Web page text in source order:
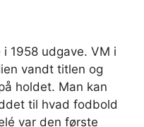
1958 udgave. VM i
vandt titlen og
holdet. Man kan
til hvad fodbold
var den første